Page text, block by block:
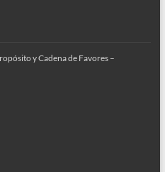
y Cadena de Favores –